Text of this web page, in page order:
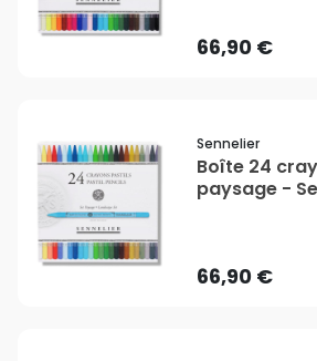
66,90 €
Sennelier
Boîte 24
paysage -
66,90 €